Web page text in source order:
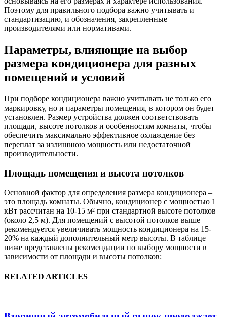
Поэтому для правильного подбора важно учитывать и
стандартизацию, и обозначения, закрепленные
производителями или нормативами.
Параметры, влияющие на выбор
размера кондиционера для разных
помещений и условий
При подборе кондиционера важно учитывать не только его
маркировку, но и параметры помещения, в котором он будет
установлен. Размер устройства должен соответствовать
площади, высоте потолков и особенностям комнаты, чтобы
обеспечить максимально эффективное охлаждение без
переплат за излишнюю мощность или недостаточной
производительности.
Площадь помещения и высота потолков
Основной фактор для определения размера кондиционера –
это площадь комнаты. Обычно, кондиционер с мощностью 1
кВт рассчитан на 10-15 м² при стандартной высоте потолков
(около 2,5 м). Для помещений с высотой потолков выше
рекомендуется увеличивать мощность кондиционера на 15-
20% на каждый дополнительный метр высоты. В таблице
ниже представлены рекомендации по выбору мощности в
зависимости от площади и высоты потолков:
RELATED ARTICLES